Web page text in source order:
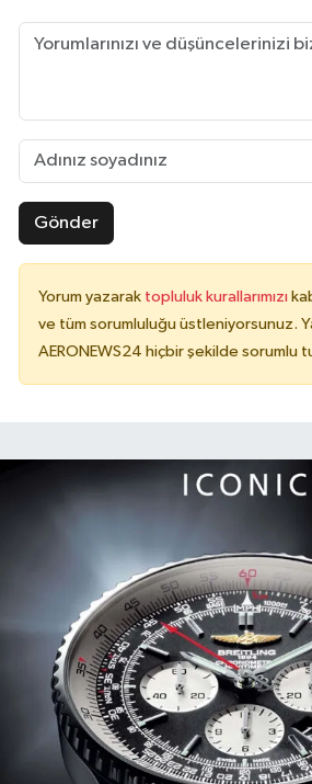
Gönder
Yorum yazarak topluluk kurallarımızı
ve tüm sorumluluğu üstleniyorsunuz.
AERONEWS24 hiçbir şekilde sorumlu